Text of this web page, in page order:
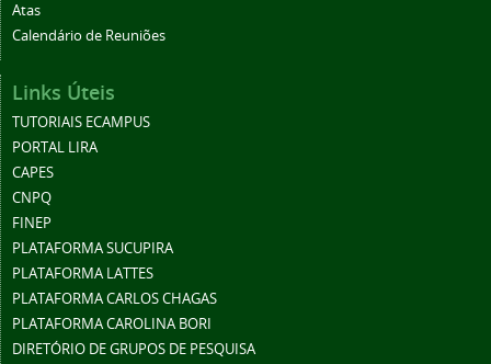
Atas
Calendário de Reuniões
Links Úteis
TUTORIAIS ECAMPUS
PORTAL LIRA
CAPES
CNPQ
FINEP
PLATAFORMA SUCUPIRA
PLATAFORMA LATTES
PLATAFORMA CARLOS CHAGAS
PLATAFORMA CAROLINA BORI
DIRETÓRIO DE GRUPOS DE PESQUISA